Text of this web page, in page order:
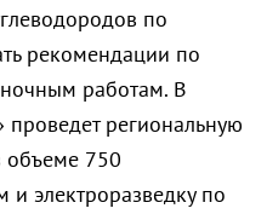
по
рекомендации по
ым работам. В
проведет региональную
объеме 750
электроразведку по